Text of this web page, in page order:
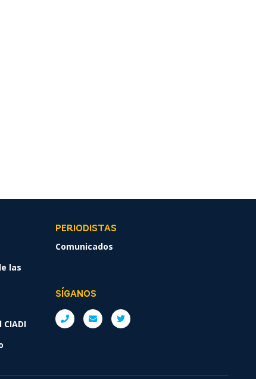
las
PERIODISTAS
Comunicados
SÍGANOS